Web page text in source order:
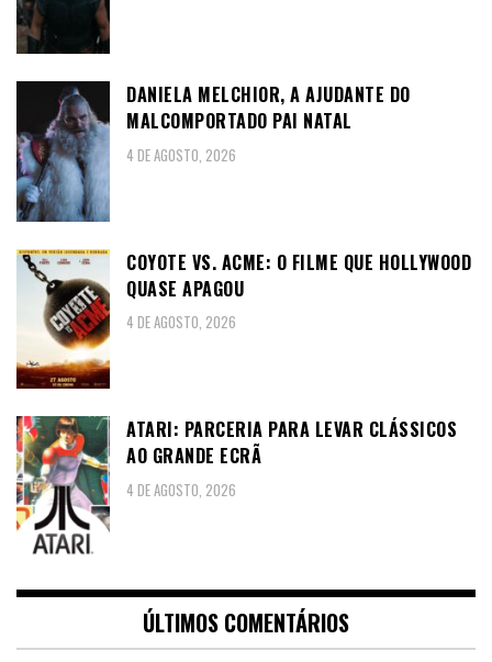
DANIELA MELCHIOR, A AJUDANTE DO
MALCOMPORTADO PAI NATAL
4 DE AGOSTO, 2026
COYOTE VS. ACME: O FILME QUE HOLLYWOOD
QUASE APAGOU
4 DE AGOSTO, 2026
ATARI: PARCERIA PARA LEVAR CLÁSSICOS
AO GRANDE ECRÃ
4 DE AGOSTO, 2026
ÚLTIMOS COMENTÁRIOS